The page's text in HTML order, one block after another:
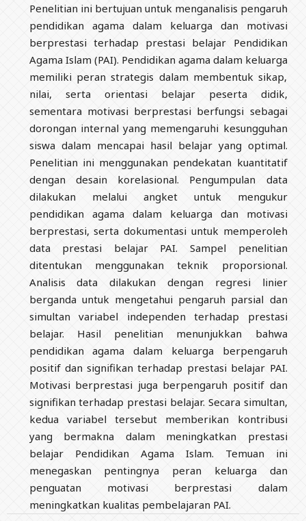
Penelitian ini bertujuan untuk menganalisis pengaruh
pendidikan agama dalam keluarga dan motivasi
berprestasi terhadap prestasi belajar Pendidikan
Agama Islam (PAI). Pendidikan agama dalam keluarga
memiliki peran strategis dalam membentuk sikap,
nilai, serta orientasi belajar peserta didik,
sementara motivasi berprestasi berfungsi sebagai
dorongan internal yang memengaruhi kesungguhan
siswa dalam mencapai hasil belajar yang optimal.
Penelitian ini menggunakan pendekatan kuantitatif
dengan desain korelasional. Pengumpulan data
dilakukan melalui angket untuk mengukur
pendidikan agama dalam keluarga dan motivasi
berprestasi, serta dokumentasi untuk memperoleh
data prestasi belajar PAI. Sampel penelitian
ditentukan menggunakan teknik proporsional.
Analisis data dilakukan dengan regresi linier
berganda untuk mengetahui pengaruh parsial dan
simultan variabel independen terhadap prestasi
belajar. Hasil penelitian menunjukkan bahwa
pendidikan agama dalam keluarga berpengaruh
positif dan signifikan terhadap prestasi belajar PAI.
Motivasi berprestasi juga berpengaruh positif dan
signifikan terhadap prestasi belajar. Secara simultan,
kedua variabel tersebut memberikan kontribusi
yang bermakna dalam meningkatkan prestasi
belajar Pendidikan Agama Islam. Temuan ini
menegaskan pentingnya peran keluarga dan
penguatan motivasi berprestasi dalam
meningkatkan kualitas pembelajaran PAI.